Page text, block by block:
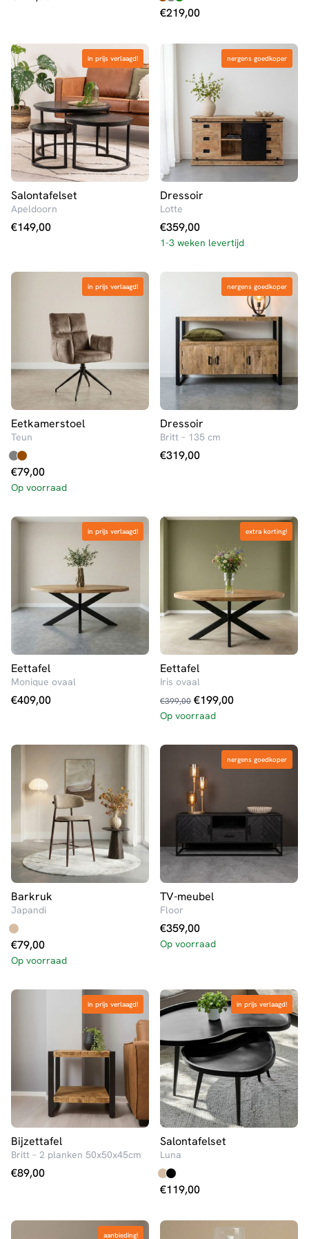
€219,00
in prijs verlaagd!
in prijs verlaagd!
Salontafelset
Apeldoorn
€149,00
nergens goedkoper
nergens goedkoper
Dressoir
Lotte
€359,00
1-3 weken levertijd
in prijs verlaagd!
in prijs verlaagd!
Eetkamerstoel
Teun
€79,00
Op voorraad
nergens goedkoper
nergens goedkoper
Dressoir
Britt – 135 cm
€319,00
in prijs verlaagd!
in prijs verlaagd!
Eettafel
Monique ovaal
€409,00
extra korting!
extra korting!
Eettafel
Iris ovaal
€399,00
Oorspronkelijke
prijs
€399,00.
€199,00
Huidige
prijs
€199,00.
Op voorraad
Barkruk
Japandi
€79,00
Op voorraad
nergens goedkoper
nergens goedkoper
TV-meubel
Floor
€359,00
Op voorraad
in prijs verlaagd!
in prijs verlaagd!
Bijzettafel
Britt – 2 planken 50x50x45cm
€89,00
in prijs verlaagd!
in prijs verlaagd!
Salontafelset
Luna
€119,00
aanbieding!
aanbieding!